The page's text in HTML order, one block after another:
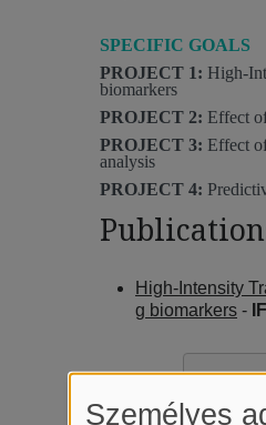
SPECIFIC GOALS
PROJECT 1: High-
biomarkers
PROJECT 2: Effect
PROJECT 3: Effect
analysis
PROJECT 4:
High-Intensity
g biomarkers -
Személyes